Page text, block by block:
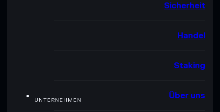
Sicherheit
Handel
Staking
UNTERNEHMEN Über uns